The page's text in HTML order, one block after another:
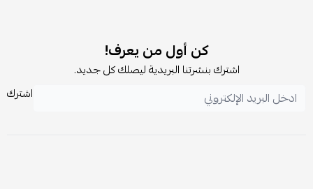
كن أول من يعرف!
اشترك بنشرتنا البريدية ليصلك كل جديد.
اشترك